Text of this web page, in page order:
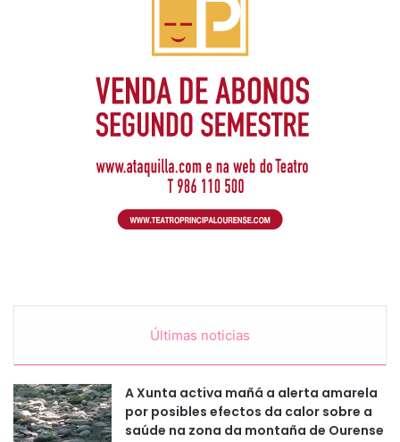
Últimas noticias
A Xunta activa mañá a alerta amarela
por posibles efectos da calor sobre a
saúde na zona da montaña de Ourense